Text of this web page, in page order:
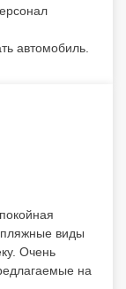
автомобиль.
виды
Очень
на